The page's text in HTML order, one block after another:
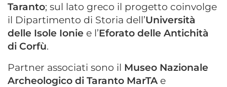
Taranto; sul lato greco il progetto coinvolge
il Dipartimento di Storia dell’Università
delle Isole Ionie e l’Eforato delle Antichità
di Corfù.
Partner associati sono il Museo Nazionale
Archeologico di Taranto MarTA e